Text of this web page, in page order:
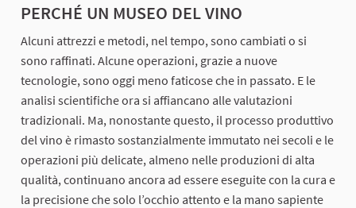
PERCHÉ UN MUSEO DEL VINO
Alcuni attrezzi e metodi, nel tempo, sono cambiati o si
sono raffinati. Alcune operazioni, grazie a nuove
tecnologie, sono oggi meno faticose che in passato. E le
analisi scientifiche ora si affiancano alle valutazioni
tradizionali. Ma, nonostante questo, il processo produttivo
del vino è rimasto sostanzialmente immutato nei secoli e le
operazioni più delicate, almeno nelle produzioni di alta
qualità, continuano ancora ad essere eseguite con la cura e
la precisione che solo l’occhio attento e la mano sapiente